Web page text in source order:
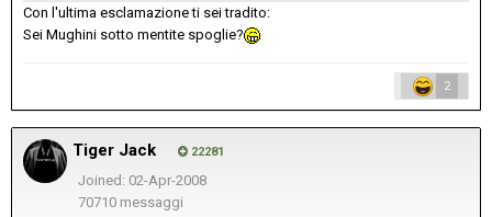
Con l'ultima esclamazione ti sei tradito:
Sei Mughini sotto mentite spoglie?
2
Tiger Jack 22281
Joined: 02-Apr-2008
70710 messaggi